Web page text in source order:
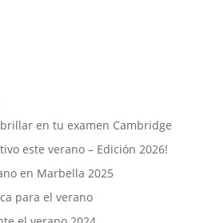
en tu examen Cambridge
este verano – Edición 2026!
en Marbella 2025
para el verano